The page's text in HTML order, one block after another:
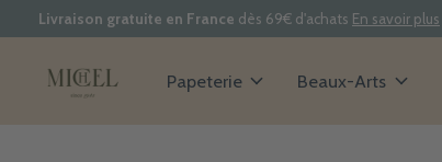
Livraison gratuite en France dès 69€ d'achats En savoir plus
Papeterie Beaux-Arts